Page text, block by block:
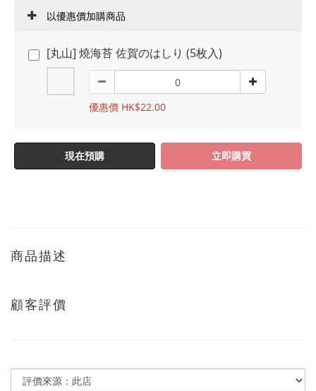
以優惠價加購商品
[丸山] 燒海苔 佐賀のはしり (5枚入)
優惠價 HK$22.00
現在預購 立即購買
商品描述
顧客評價